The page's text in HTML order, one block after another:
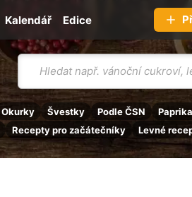
Vyhledávání
Okurky Švestky Podle ČSN Paprika
Recepty pro začátečníky Levné
Kalendář Edice